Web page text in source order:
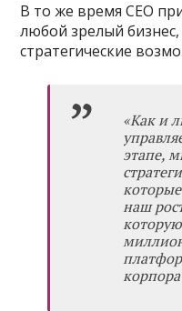
В то же время CEO
любой зрелый
стратегические
«Как и
этапе,
наш